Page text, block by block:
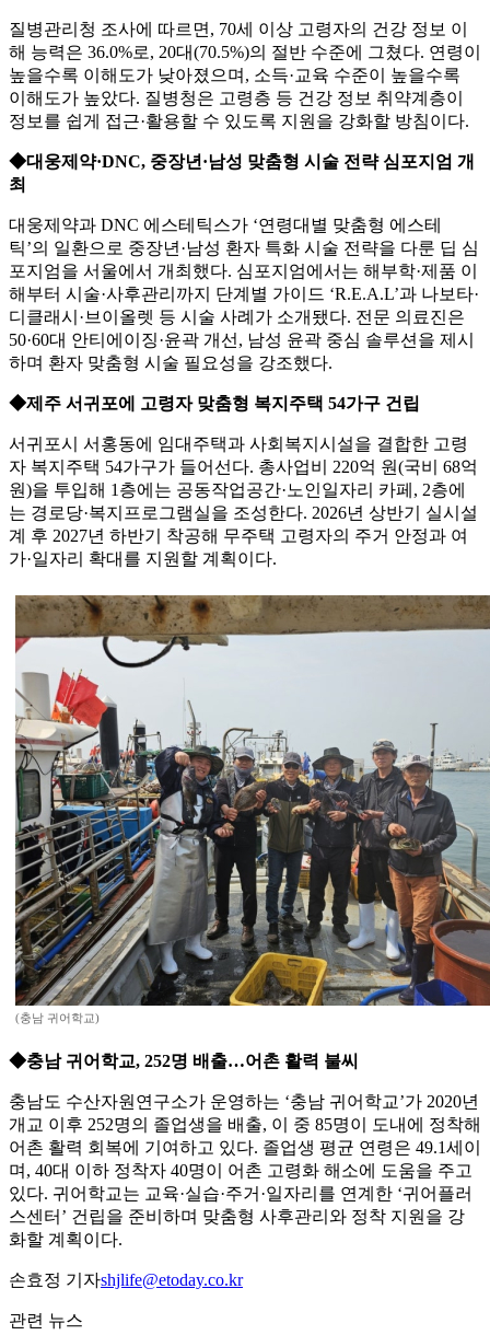
질병관리청 조사에 따르면, 70세 이상 고령자의 건강 정보 이
해 능력은 36.0%로, 20대(70.5%)의 절반 수준에 그쳤다. 연령이
높을수록 이해도가 낮아졌으며, 소득·교육 수준이 높을수록
이해도가 높았다. 질병청은 고령층 등 건강 정보 취약계층이
정보를 쉽게 접근·활용할 수 있도록 지원을 강화할 방침이다.
◆대웅제약·DNC, 중장년·남성 맞춤형 시술 전략 심포지엄 개
최
대웅제약과 DNC 에스테틱스가 ‘연령대별 맞춤형 에스테
틱’의 일환으로 중장년·남성 환자 특화 시술 전략을 다룬 딥 심
포지엄을 서울에서 개최했다. 심포지엄에서는 해부학·제품 이
해부터 시술·사후관리까지 단계별 가이드 ‘R.E.A.L’과 나보타·
디클래시·브이올렛 등 시술 사례가 소개됐다. 전문 의료진은
50·60대 안티에이징·윤곽 개선, 남성 윤곽 중심 솔루션을 제시
하며 환자 맞춤형 시술 필요성을 강조했다.
◆제주 서귀포에 고령자 맞춤형 복지주택 54가구 건립
서귀포시 서홍동에 임대주택과 사회복지시설을 결합한 고령
자 복지주택 54가구가 들어선다. 총사업비 220억 원(국비 68억
원)을 투입해 1층에는 공동작업공간·노인일자리 카페, 2층에
는 경로당·복지프로그램실을 조성한다. 2026년 상반기 실시설
계 후 2027년 하반기 착공해 무주택 고령자의 주거 안정과 여
가·일자리 확대를 지원할 계획이다.
(충남 귀어학교)
◆충남 귀어학교, 252명 배출…어촌 활력 불씨
충남도 수산자원연구소가 운영하는 ‘충남 귀어학교’가 2020년
개교 이후 252명의 졸업생을 배출, 이 중 85명이 도내에 정착해
어촌 활력 회복에 기여하고 있다. 졸업생 평균 연령은 49.1세이
며, 40대 이하 정착자 40명이 어촌 고령화 해소에 도움을 주고
있다. 귀어학교는 교육·실습·주거·일자리를 연계한 ‘귀어플러
스센터’ 건립을 준비하며 맞춤형 사후관리와 정착 지원을 강
화할 계획이다.
손효정 기자shjlife@etoday.co.kr
관련 뉴스